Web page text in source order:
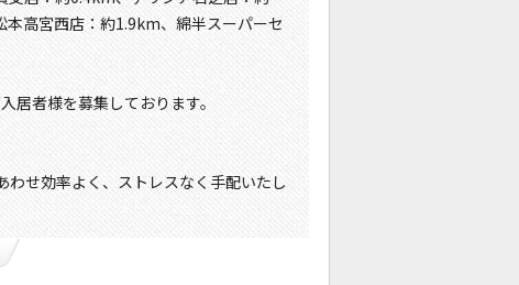
高宮西店：約1.9km、綿半スーパーセ
居者様を募集しております。
わせ効率よく、ストレスなく手配いたし